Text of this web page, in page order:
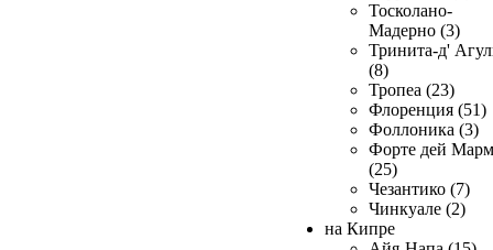
Тосколано-
Мадерно (3)
Тринита-д'
(8)
Тропеа (23)
Флоренция (51)
Фоллоника (3)
Форте дей
(25)
Чезантико (7)
Чинкуале (2)
на Кипре